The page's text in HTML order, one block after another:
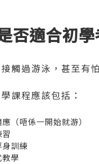
否適合初學
觸過游泳，甚至有
課程應該包括：
（唔係一開始就游）
訓練
學